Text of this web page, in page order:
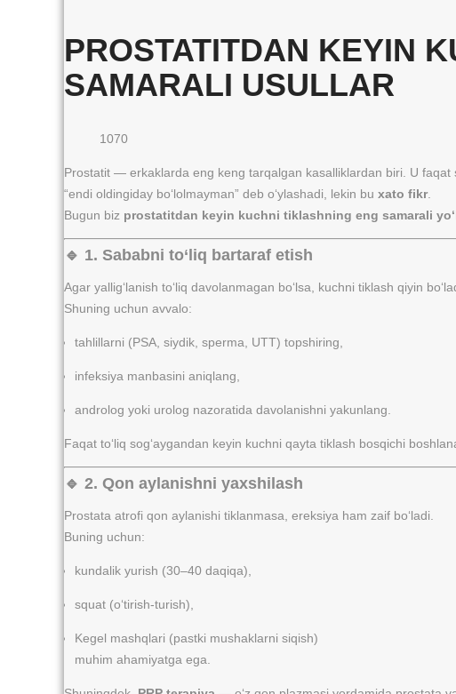
PROSTATITDAN KEYIN
SAMARALI USULLAR
1070
Prostatit — erkaklarda eng keng tarqalgan kasalliklardan biri. U faqat
“endi oldingiday bo‘lolmayman” deb o‘ylashadi, lekin bu xato fikr.
Bugun biz prostatitdan keyin kuchni tiklashning eng samarali
🔹 1. Sababni to‘liq bartaraf etish
Agar yallig‘lanish to‘liq davolanmagan bo‘lsa, kuchni tiklash qiyin
Shuning uchun avvalo:
tahlillarni (PSA, siydik, sperma, UTT) topshiring,
infeksiya manbasini aniqlang,
androlog yoki urolog nazoratida davolanishni yakunlang.
Faqat to‘liq sog‘aygandan keyin kuchni qayta tiklash bosqichi
🔹 2. Qon aylanishni yaxshilash
Prostata atrofi qon aylanishi tiklanmasa, ereksiya ham zaif bo‘ladi.
Buning uchun:
kundalik yurish (30–40 daqiqa),
squat (o‘tirish-turish),
Kegel mashqlari (pastki mushaklarni siqish)
muhim ahamiyatga ega.